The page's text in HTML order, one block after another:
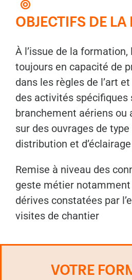
OBJECTIFS DE
À l’issue de la formation,
toujours en capacité de
dans les règles de l’art
des activités spécifiques
branchement aériens ou
sur des ouvrages de type
distribution et
Remise à niveau des
geste métier
dérives constatées par
visites de chantier
VOTRE